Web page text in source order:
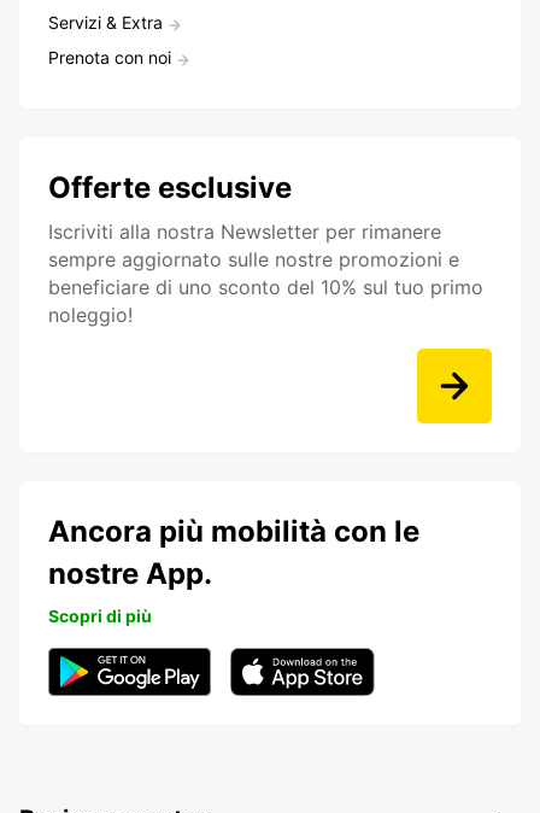
Servizi & Extra
Prenota con noi
Offerte esclusive
Iscriviti alla nostra Newsletter per rimanere
sempre aggiornato sulle nostre promozioni e
beneficiare di uno sconto del 10% sul tuo primo
noleggio!
Ancora più mobilità con le
nostre App.
Scopri di più